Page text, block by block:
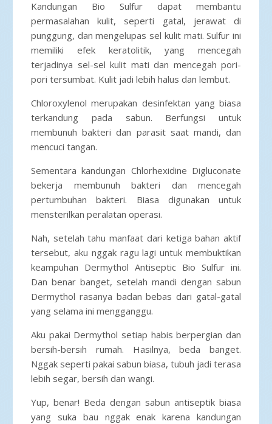
Kandungan Bio Sulfur dapat membantu
permasalahan kulit, seperti gatal, jerawat di
punggung, dan mengelupas sel kulit mati. Sulfur ini
memiliki efek keratolitik, yang mencegah
terjadinya sel-sel kulit mati dan mencegah pori-
pori tersumbat. Kulit jadi lebih halus dan lembut.
Chloroxylenol merupakan desinfektan yang biasa
terkandung pada sabun. Berfungsi untuk
membunuh bakteri dan parasit saat mandi, dan
mencuci tangan.
Sementara kandungan Chlorhexidine Digluconate
bekerja membunuh bakteri dan mencegah
pertumbuhan bakteri. Biasa digunakan untuk
mensterilkan peralatan operasi.
Nah, setelah tahu manfaat dari ketiga bahan aktif
tersebut, aku nggak ragu lagi untuk membuktikan
keampuhan Dermythol Antiseptic Bio Sulfur ini.
Dan benar banget, setelah mandi dengan sabun
Dermythol rasanya badan bebas dari gatal-gatal
yang selama ini mengganggu.
Aku pakai Dermythol setiap habis berpergian dan
bersih-bersih rumah. Hasilnya, beda banget.
Nggak seperti pakai sabun biasa, tubuh jadi terasa
lebih segar, bersih dan wangi.
Yup, benar! Beda dengan sabun antiseptik biasa
yang suka bau nggak enak karena kandungan